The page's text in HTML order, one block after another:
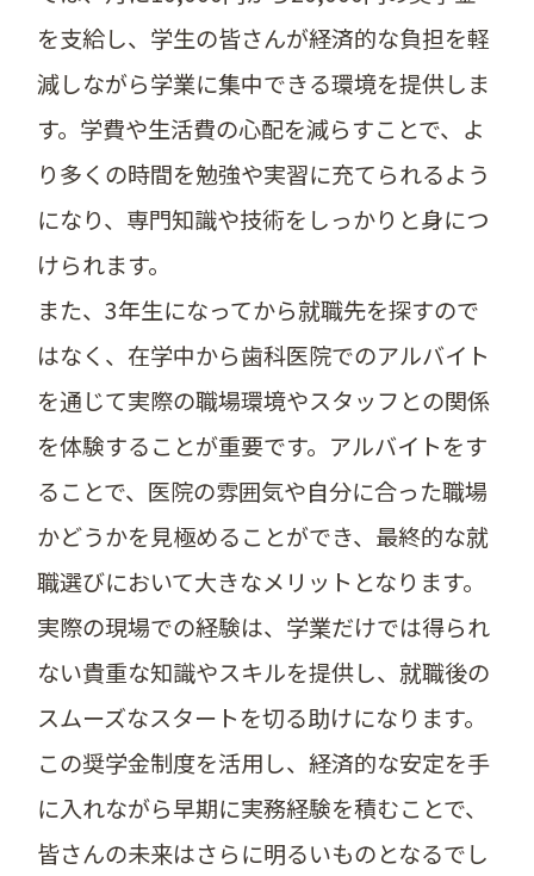
を支給し、学生の皆さんが経済的な負担を軽
減しながら学業に集中できる環境を提供しま
す。学費や生活費の心配を減らすことで、よ
り多くの時間を勉強や実習に充てられるよう
になり、専門知識や技術をしっかりと身につ
けられます。
また、3年生になってから就職先を探すので
はなく、在学中から歯科医院でのアルバイト
を通じて実際の職場環境やスタッフとの関係
を体験することが重要です。アルバイトをす
ることで、医院の雰囲気や自分に合った職場
かどうかを見極めることができ、最終的な就
職選びにおいて大きなメリットとなります。
実際の現場での経験は、学業だけでは得られ
ない貴重な知識やスキルを提供し、就職後の
スムーズなスタートを切る助けになります。
この奨学金制度を活用し、経済的な安定を手
に入れながら早期に実務経験を積むことで、
皆さんの未来はさらに明るいものとなるでし